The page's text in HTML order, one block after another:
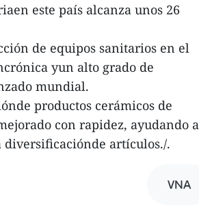
este país alcanza unos 26
de equipos sanitarios en el
yun alto grado de
mundial.
productos cerámicos de
con rapidez, ayudando a
artículos./.
VNA